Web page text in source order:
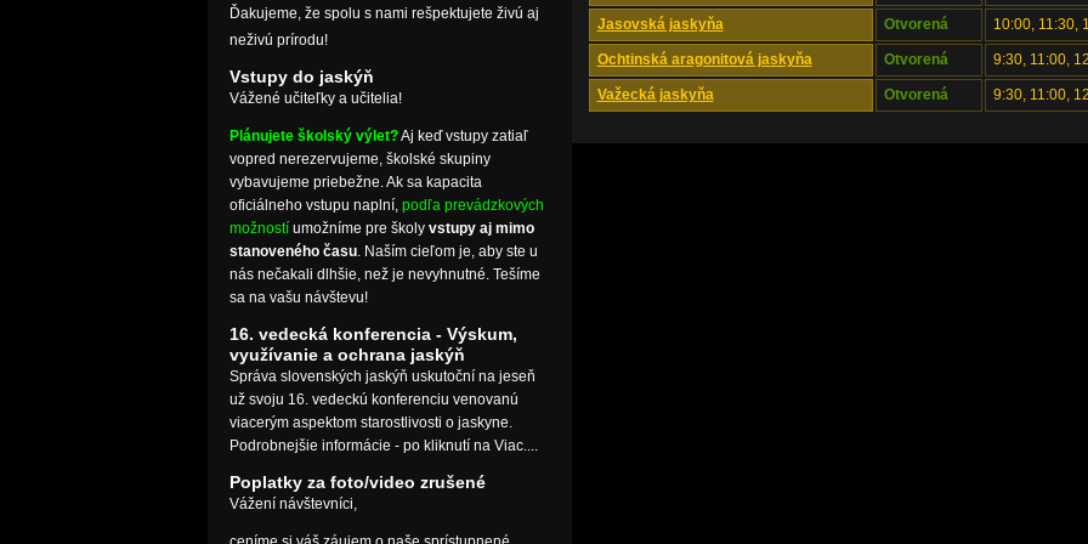
Jasovská jaskyňa Otvorená 10:00, 11:30,
Ochtinská aragonitová jaskyňa Otvorená 9:30, 11:00,
Važecká jaskyňa Otvorená 9:30, 11:00,
Ďakujeme, že spolu s nami rešpektujete živú aj
neživú prírodu!
Vstupy do jaskýň
Vážené učiteľky a učitelia!
Plánujete školský výlet?Aj keď vstupy zatiaľ
vopred nerezervujeme, školské skupiny
vybavujeme priebežne. Ak sa kapacita
oficiálneho vstupu naplní, podľa prevádzkových
možnostíumožníme pre školy vstupy aj mimo
stanoveného času. Naším cieľom je, aby ste u
nás nečakali dlhšie, než je nevyhnutné. Tešíme
sa na vašu návštevu!
16. vedecká konferencia - Výskum,
využívanie a ochrana jaskýň
Správa slovenských jaskýň uskutoční na jeseň
už svoju 16. vedeckú konferenciu venovanú
viacerým aspektom starostlivosti o jaskyne.
Podrobnejšie informácie - po kliknutí na Viac....
Poplatky za foto/video zrušené
Vážení návštevníci,